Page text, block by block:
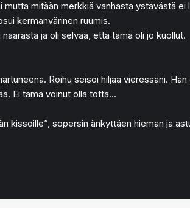
mitään merkkiä vanhasta ystävästä
kermanvärinen ruumis.
ja oli selvää, että tämä oli jo kuollut.
Roihu seisoi hiljaa vieressäni.
Ei tämä voinut olla totta…
kissoille”, sopersin änkyttäen hieman ja